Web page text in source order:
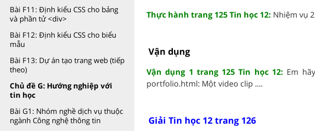
Bài F11: Định kiểu CSS cho bảng
và phần tử <div>
Bài F12: Định kiểu CSS cho biểu
mẫu
Bài F13: Dự án tạo trang web (tiếp
theo)
Chủ đề G: Hướng nghiệp với
tin học
Bài G1: Nhóm nghề dịch vụ thuộc
ngành Công nghệ thông tin
Thực hành trang 125 Tin học 12: Nhiệm vụ
Vận dụng
Vận dụng 1 trang 125 Tin học 12: Em
portfolio.html: Một video clip ....
Giải Tin học 12 trang 126